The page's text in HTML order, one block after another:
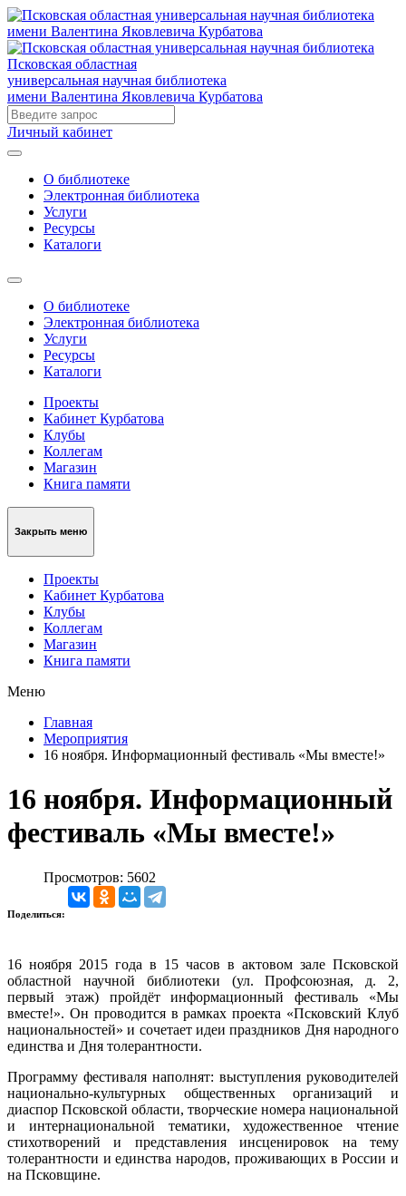
Псковская областная
универсальная научная библиотека
имени Валентина Яковлевича Курбатова
Личный кабинет
О библиотеке
Электронная библиотека
Услуги
Ресурсы
Каталоги
О библиотеке
Электронная библиотека
Услуги
Ресурсы
Каталоги
Проекты
Кабинет Курбатова
Клубы
Коллегам
Магазин
Книга памяти
Закрыть меню
Проекты
Кабинет Курбатова
Клубы
Коллегам
Магазин
Книга памяти
Меню
Главная
Мероприятия
16 ноября. Информационный фестиваль «Мы вместе!»
16 ноября. Информационный
фестиваль «Мы вместе!»
Просмотров: 5602
Поделиться:
16 ноября 2015 года в 15 часов в актовом зале Псковской
областной научной библиотеки (ул. Профсоюзная, д. 2,
первый этаж) пройдёт информационный фестиваль «Мы
вместе!». Он проводится в рамках проекта «Псковский Клуб
национальностей» и сочетает идеи праздников Дня народного
единства и Дня толерантности.
Программу фестиваля наполнят: выступления руководителей
национально-культурных общественных организаций и
диаспор Псковской области, творческие номера национальной
и интернациональной тематики, художественное чтение
стихотворений и представления инсценировок на тему
толерантности и единства народов, проживающих в России и
на Псковщине.